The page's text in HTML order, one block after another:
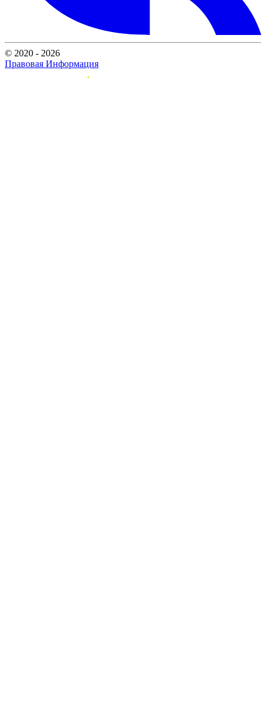
© 2020 - 2026
Правовая Информация